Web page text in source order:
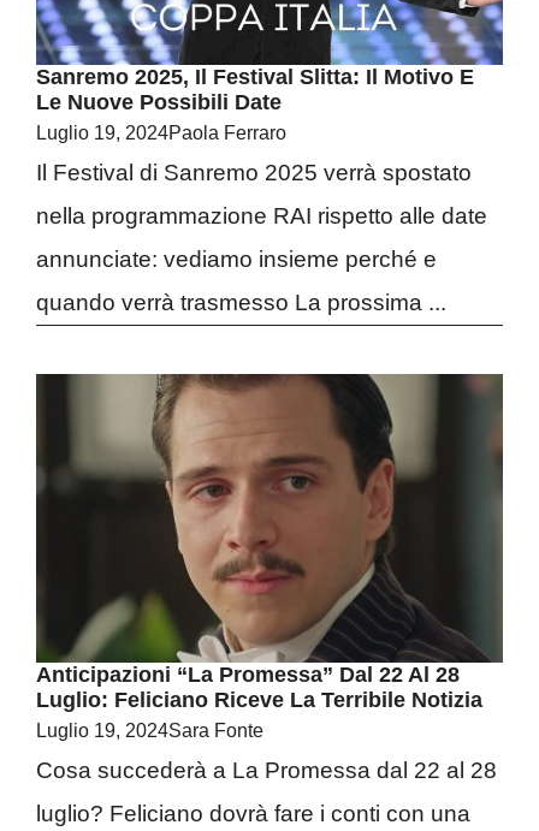
Sanremo 2025, Il Festival Slitta: Il Motivo E
Le Nuove Possibili Date
Luglio 19, 2024Paola Ferraro
Il Festival di Sanremo 2025 verrà spostato
nella programmazione RAI rispetto alle date
annunciate: vediamo insieme perché e
quando verrà trasmesso La prossima ...
Anticipazioni “La Promessa” Dal 22 Al 28
Luglio: Feliciano Riceve La Terribile Notizia
Luglio 19, 2024Sara Fonte
Cosa succederà a La Promessa dal 22 al 28
luglio? Feliciano dovrà fare i conti con una